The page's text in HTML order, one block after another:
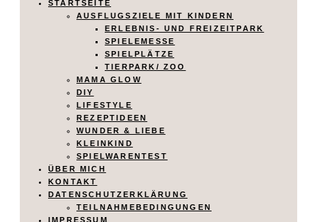
STARTSEITE
AUSFLUGSZIELE MIT KINDERN
ERLEBNIS- UND FREIZEITPARK
SPIELEMESSE
SPIELPLÄTZE
TIERPARK/ ZOO
MAMA GLOW
DIY
LIFESTYLE
REZEPTIDEEN
WUNDER & LIEBE
KLEINKIND
SPIELWARENTEST
ÜBER MICH
KONTAKT
DATENSCHUTZERKLÄRUNG
TEILNAHMEBEDINGUNGEN
IMPRESSUM